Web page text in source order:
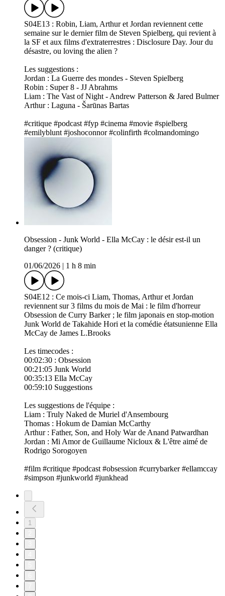
S04E13 : Robin, Liam, Arthur et Jordan reviennent cette
semaine sur le dernier film de Steven Spielberg, qui revient à
la SF et aux films d'extraterrestres : Disclosure Day. Jour du
désastre, ou loving the alien ?
Les suggestions :
Jordan : La Guerre des mondes - Steven Spielberg
Robin : Super 8 - JJ Abrahms
Liam : The Vast of Night - Andrew Patterson & Jared Bulmer
Arthur : Laguna - Šarūnas Bartas
#critique #podcast #fyp #cinema #movie #spielberg
#emilyblunt #joshoconnor #colinfirth #colmandomingo
Obsession - Junk World - Ella McCay : le désir est-il un
danger ? (critique)
01/06/2026
1 h 8 min
S04E12 : Ce mois-ci Liam, Thomas, Arthur et Jordan
reviennent sur 3 films du mois de Mai : le film d'horreur
Obsession de Curry Barker ; le film japonais en stop-motion
Junk World de Takahide Hori et la comédie étatsunienne Ella
McCay de James L.Brooks
Les timecodes :
00:02:30 : Obsession
00:21:05 Junk World
00:35:13 Ella McCay
00:59:10 Suggestions
Les suggestions de l'équipe :
Liam : Truly Naked de Muriel d'Ansembourg
Thomas : Hokum de Damian McCarthy
Arthur : Father, Son, and Holy War de Anand Patwardhan
Jordan : Mi Amor de Guillaume Nicloux & L'être aimé de
Rodrigo Sorogoyen
#film #critique #podcast #obsession #currybarker #ellamccay
#simpson #junkworld #junkhead
1